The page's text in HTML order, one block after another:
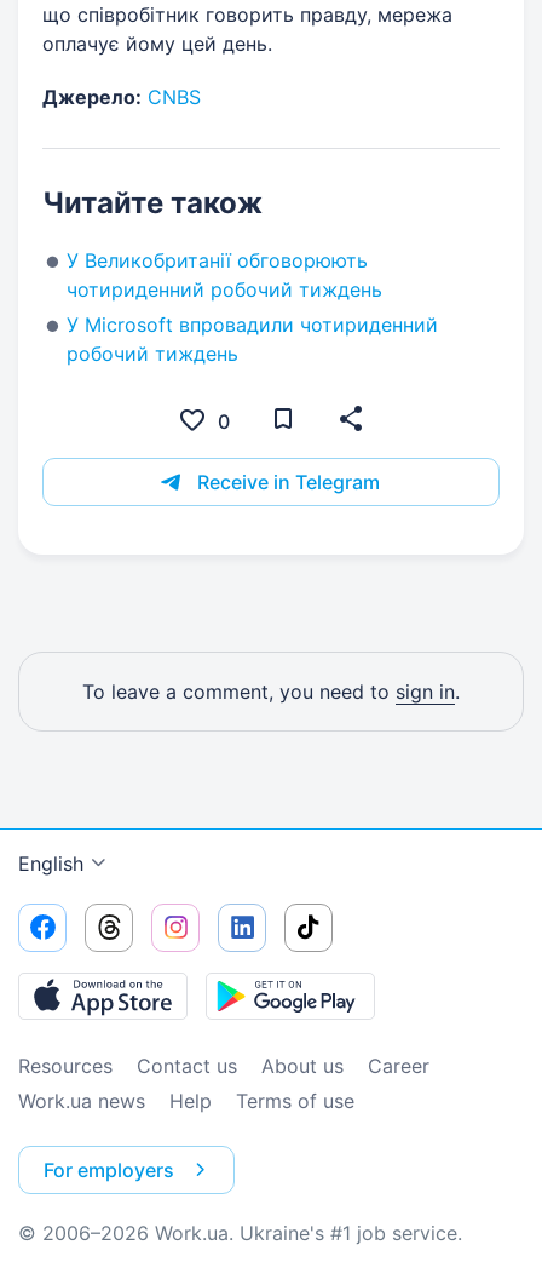
що співробітник говорить правду, мережа
оплачує йому цей день.
Джерело: СNВS
Читайте також
У Великобританії обговорюють
чотириденний робочий тиждень
У Microsoft впровадили чотириденний
робочий тиждень
0
Receive in Telegram
To leave a comment, you need to sign in.
English
Resources Contact us About us
Сareer
Work.ua news
Help Terms of use
For employers
© 2006–2026 Work.ua. Ukraine's #1 job service.